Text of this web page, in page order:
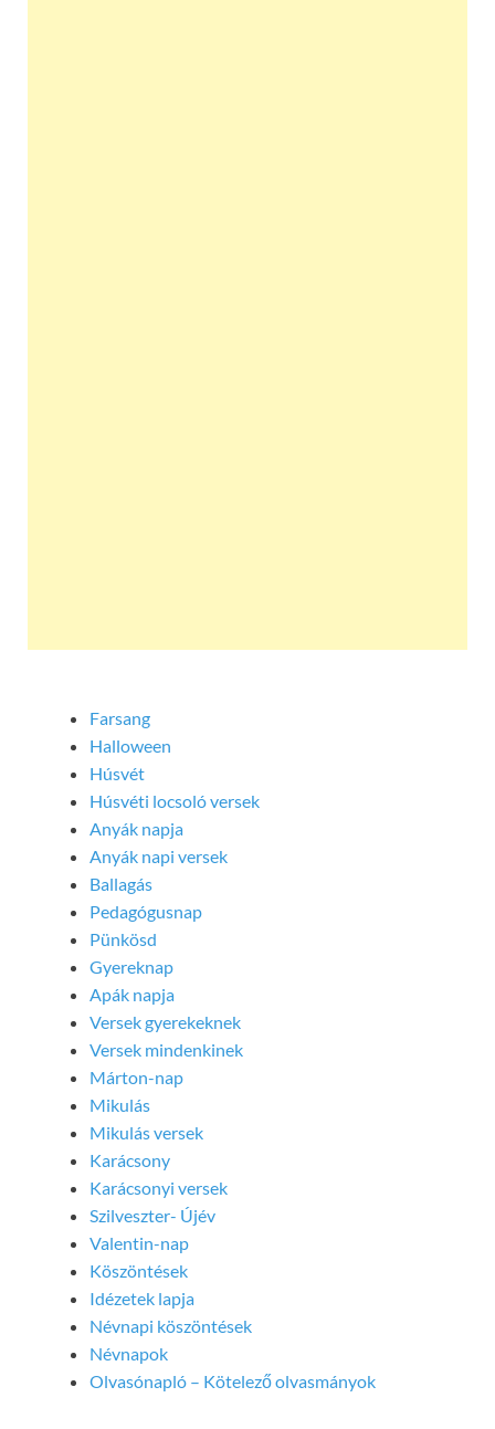
Farsang
Halloween
Húsvét
Húsvéti locsoló versek
Anyák napja
Anyák napi versek
Ballagás
Pedagógusnap
Pünkösd
Gyereknap
Apák napja
Versek gyerekeknek
Versek mindenkinek
Márton-nap
Mikulás
Mikulás versek
Karácsony
Karácsonyi versek
Szilveszter- Újév
Valentin-nap
Köszöntések
Idézetek lapja
Névnapi köszöntések
Névnapok
Olvasónapló – Kötelező olvasmányok